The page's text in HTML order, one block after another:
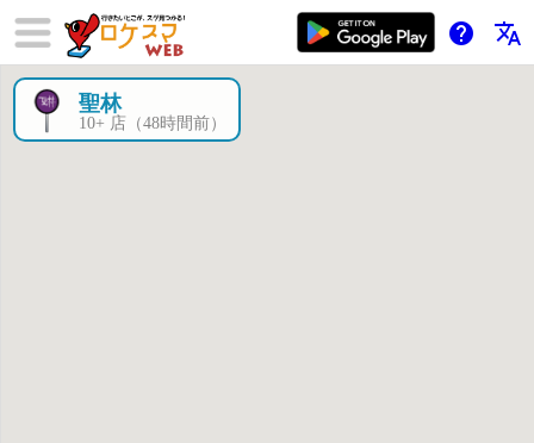
help translate
聖林
10+ 店（48時間前）